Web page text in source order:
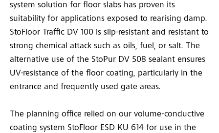
system solution for floor slabs has proven its
suitability for applications exposed to rearising damp.
StoFloor Traffic DV 100 is slip-resistant and resistant to
strong chemical attack such as oils, fuel, or salt. The
alternative use of the StoPur DV 508 sealant ensures
UV-resistance of the floor coating, particularly in the
entrance and frequently used gate areas.
The planning office relied on our volume-conductive
coating system StoFloor ESD KU 614 for use in the